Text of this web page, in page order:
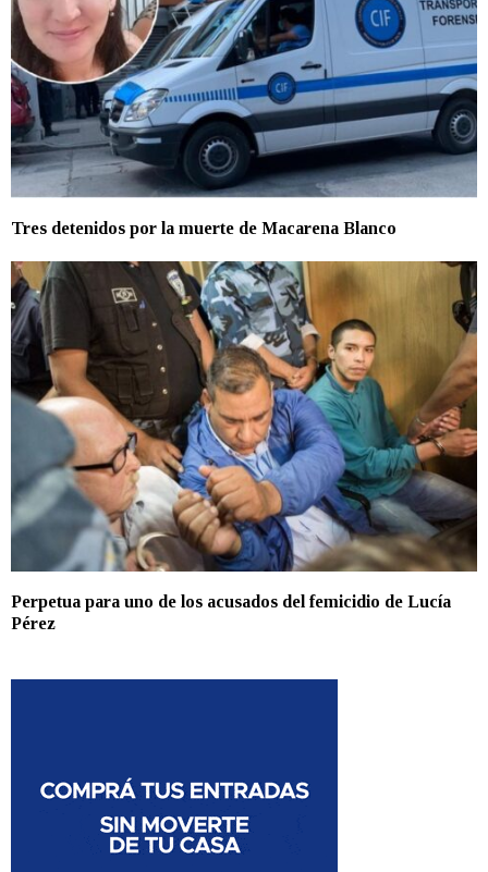
Tres detenidos por la muerte de Macarena Blanco
Perpetua para uno de los acusados del femicidio de Lucía
Pérez